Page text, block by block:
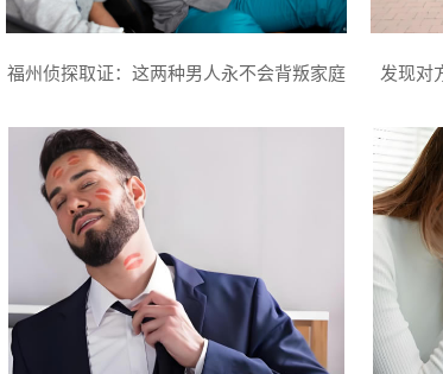
福州侦探取证：这两种男人永不会背叛家庭 发现对